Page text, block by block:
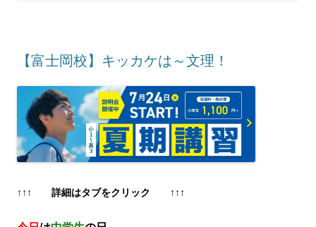
【富士岡校】キッカケは～文理！
↑↑↑ 詳細はタブをクリック ↑↑↑